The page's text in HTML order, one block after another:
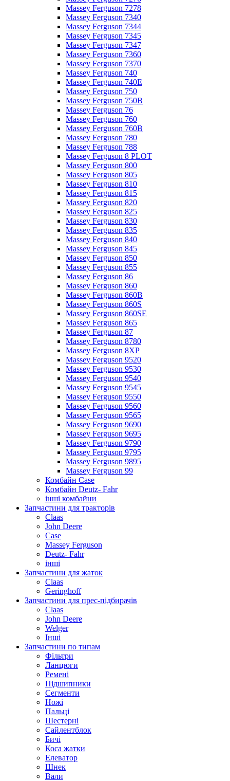
Massey Ferguson 7278
Massey Ferguson 7340
Massey Ferguson 7344
Massey Ferguson 7345
Massey Ferguson 7347
Massey Ferguson 7360
Massey Ferguson 7370
Massey Ferguson 740
Massey Ferguson 740E
Massey Ferguson 750
Massey Ferguson 750B
Massey Ferguson 76
Massey Ferguson 760
Massey Ferguson 760B
Massey Ferguson 780
Massey Ferguson 788
Massey Ferguson 8 PLOT
Massey Ferguson 800
Massey Ferguson 805
Massey Ferguson 810
Massey Ferguson 815
Massey Ferguson 820
Massey Ferguson 825
Massey Ferguson 830
Massey Ferguson 835
Massey Ferguson 840
Massey Ferguson 845
Massey Ferguson 850
Massey Ferguson 855
Massey Ferguson 86
Massey Ferguson 860
Massey Ferguson 860B
Massey Ferguson 860S
Massey Ferguson 860SE
Massey Ferguson 865
Massey Ferguson 87
Massey Ferguson 8780
Massey Ferguson 8XP
Massey Ferguson 9520
Massey Ferguson 9530
Massey Ferguson 9540
Massey Ferguson 9545
Massey Ferguson 9550
Massey Ferguson 9560
Massey Ferguson 9565
Massey Ferguson 9690
Massey Ferguson 9695
Massey Ferguson 9790
Massey Ferguson 9795
Massey Ferguson 9895
Massey Ferguson 99
Комбайн Case
Комбайн Deutz- Fahr
інші комбайни
Запчастини для тракторів
Claas
John Deere
Case
Massey Ferguson
Deutz- Fahr
інші
Запчастини для жаток
Claas
Geringhoff
Запчастини для прес-підбирачів
Claas
John Deere
Welger
Інші
Запчастини по типам
Фільтри
Ланцюги
Ремені
Підшипники
Сегменти
Ножі
Пальці
Шестерні
Сайлентблок
Бичі
Коса жатки
Елеватор
Шнек
Вали